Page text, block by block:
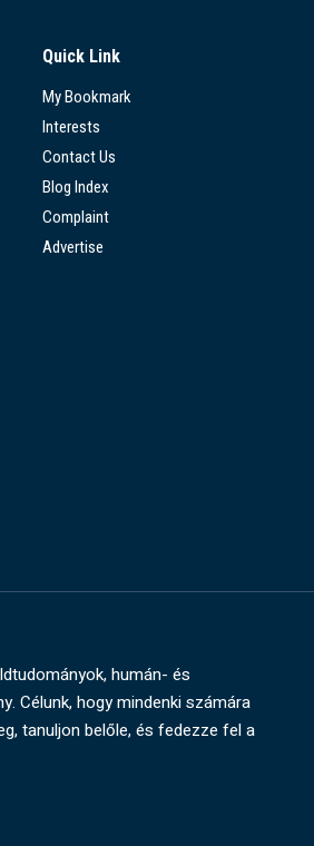
Quick Link
My Bookmark
Interests
Contact Us
Blog Index
Complaint
Advertise
humán- és
Célunk, hogy mindenki számára
tanuljon belőle, és fedezze fel a